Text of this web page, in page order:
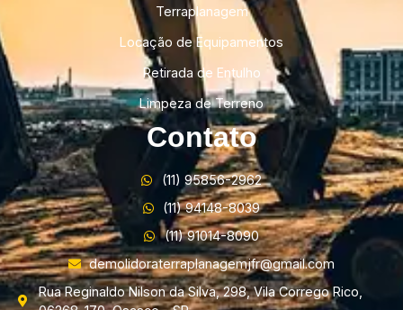
Terraplanagem
Locação de Equipamentos
Retirada de Entulho
Limpeza de Terreno
Contato
(11) 95856-2962
(11) 94148-8039
(11) 91014-8090
demolidoraterraplanagemjfr@gmail.com
Rua Reginaldo Nilson da Silva, 298, Vila Corrego Rico,